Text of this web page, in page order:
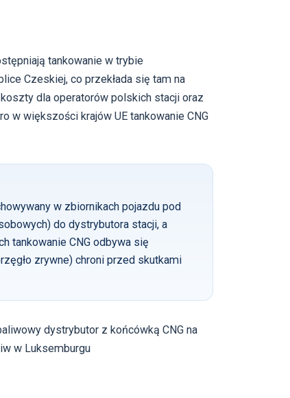
tankowanie w trybie
Czeskiej, co przekłada się tam na
dla operatorów polskich stacji oraz
w większości krajów UE tankowanie CNG
w zbiornikach pojazdu pod
do dystrybutora stacji, a
tankowanie CNG odbywa się
zrywne) chroni przed skutkami